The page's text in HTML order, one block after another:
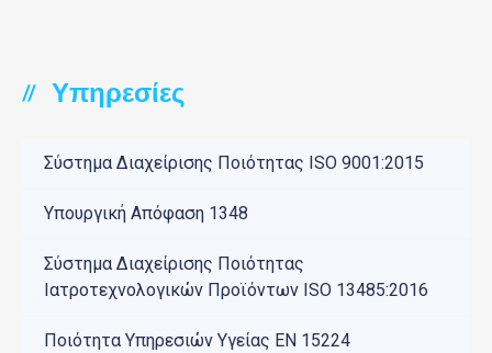
// Υπηρεσίες
Σύστημα Διαχείρισης Ποιότητας ISO 9001:2015
Υπουργική Απόφαση 1348
Σύστημα Διαχείρισης Ποιότητας
Ιατροτεχνολογικών Προϊόντων ISO 13485:2016
Ποιότητα Υπηρεσιών Υγείας ΕΝ 15224